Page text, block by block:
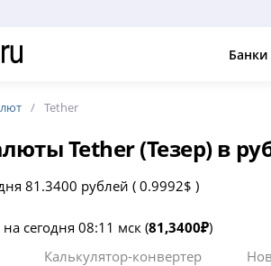
Банки
Tether
Tether (Тезер) в
81.3400 рублей ( 0.9992$ )
на сегодня 08:11 мск (81,3400₽)
Калькулятор-конвертер